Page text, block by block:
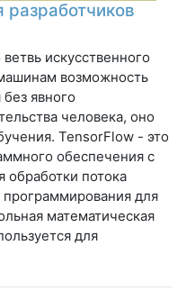
искусственного
возможность
явного
человека, оно
TensorFlow - это
обеспечения с
потока
для
математическая
для